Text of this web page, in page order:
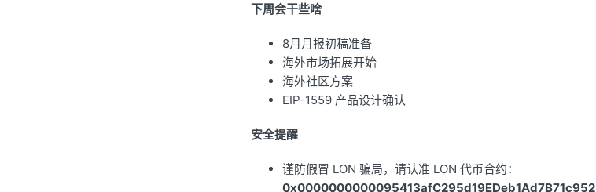
下周会干些啥
8月月报初稿准备
海外市场拓展开始
海外社区方案
EIP-1559 产品设计确认
安全提醒
谨防假冒 LON 骗局，请认准 LON 代币合约：
0x0000000000095413afC295d19EDeb1Ad7B71c952